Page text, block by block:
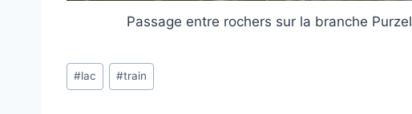
Passage entre rochers sur la branche
Post
Tags:
#lac #train